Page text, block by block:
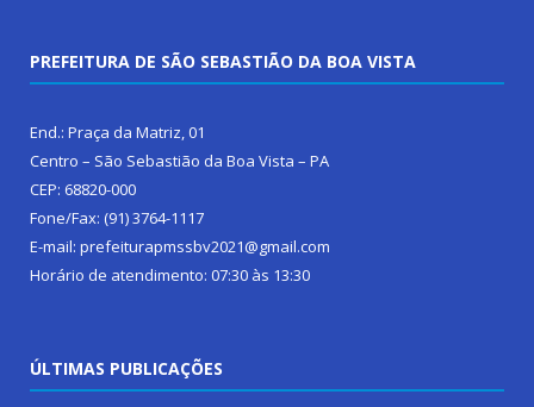
PREFEITURA DE SÃO SEBASTIÃO DA BOA VISTA
End.: Praça da Matriz, 01
Centro – São Sebastião da Boa Vista – PA
CEP: 68820-000
Fone/Fax: (91) 3764-1117
E-mail: prefeiturapmssbv2021@gmail.com
Horário de atendimento: 07:30 às 13:30
ÚLTIMAS PUBLICAÇÕES